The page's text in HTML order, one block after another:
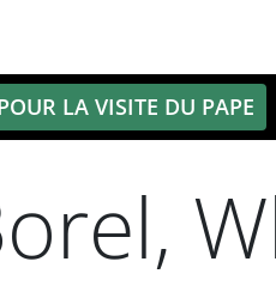
LA VISITE DU PAPE